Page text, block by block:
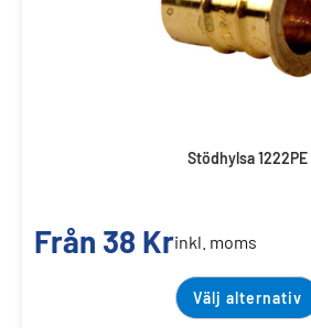
Stödhylsa 1222PE
Från 38 Krinkl. moms
Välj alternativ